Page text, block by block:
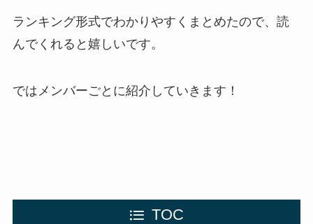
ランキング形式でわかりやすくまとめたので、読
んでくれると嬉しいです。
ではメンバーごとに紹介していきます！
TOC